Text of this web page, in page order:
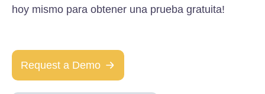
hoy mismo para obtener una prueba gratuita!
Request a Demo